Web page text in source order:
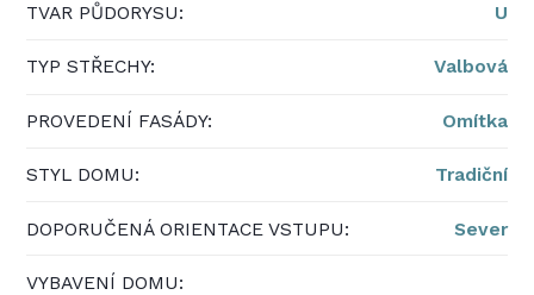
TVAR PŮDORYSU: U
TYP STŘECHY: Valbová
PROVEDENÍ FASÁDY: Omítka
STYL DOMU: Tradiční
DOPORUČENÁ ORIENTACE VSTUPU: Sever
VYBAVENÍ DOMU: